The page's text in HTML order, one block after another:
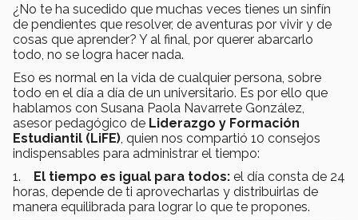
¿No te ha sucedido que muchas veces tienes un sinfín
de pendientes que resolver, de aventuras por vivir y de
cosas que aprender? Y al final, por querer abarcarlo
todo, no se logra hacer nada.
Eso es normal en la vida de cualquier persona, sobre
todo en el día a día de un universitario. Es por ello que
hablamos con Susana Paola Navarrete González,
asesor pedagógico de Liderazgo y Formación
Estudiantil (LiFE) , quien nos compartió 10 consejos
indispensables para administrar el tiempo:
1. El tiempo es igual para todos: el día consta de 24
horas, depende de ti aprovecharlas y distribuirlas de
manera equilibrada para lograr lo que te propones.